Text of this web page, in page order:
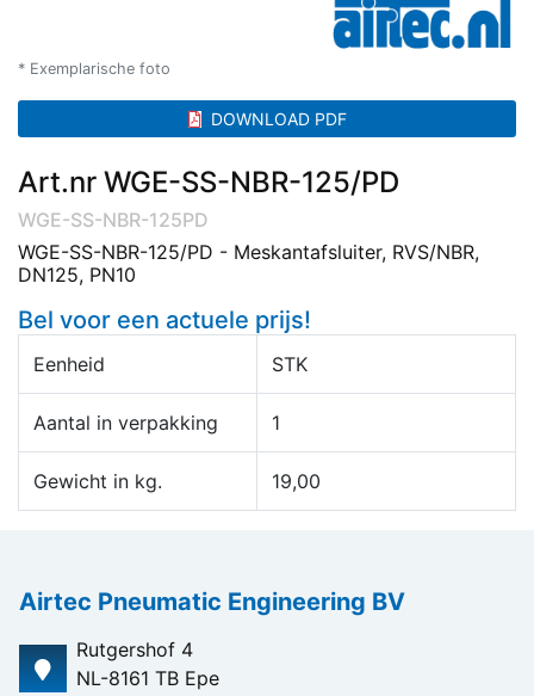
* Exemplarische foto
DOWNLOAD PDF
Art.nr WGE-SS-NBR-125/PD
WGE-SS-NBR-125PD
WGE-SS-NBR-125/PD - Meskantafsluiter, RVS/NBR,
DN125, PN10
Bel voor een actuele prijs!
Eenheid STK
Aantal in verpakking 1
Gewicht in kg. 19,00
Airtec Pneumatic Engineering BV
Rutgershof 4
NL-8161 TB Epe